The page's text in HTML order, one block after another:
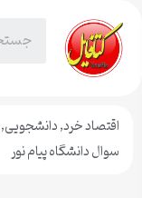
اقتصاد خرد,دانشجویی,
سوال دانشگاه پیام نور